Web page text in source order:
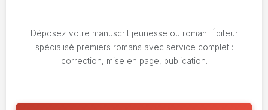
Déposez votre manuscrit jeunesse ou roman. Éditeur
spécialisé premiers romans avec service complet :
correction, mise en page, publication.